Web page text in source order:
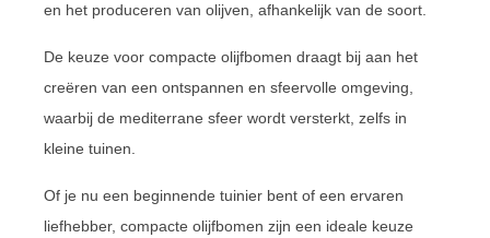
en het produceren van olijven, afhankelijk van de soort.
De keuze voor compacte olijfbomen draagt bij aan het
creëren van een ontspannen en sfeervolle omgeving,
waarbij de mediterrane sfeer wordt versterkt, zelfs in
kleine tuinen.
Of je nu een beginnende tuinier bent of een ervaren
liefhebber, compacte olijfbomen zijn een ideale keuze